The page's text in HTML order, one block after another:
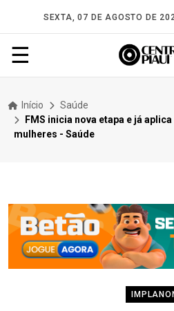
SEXTA, 07 DE AGOSTO DE
☰
Início
Saúde
FMS inicia nova etapa e já
mulheres - Saúde